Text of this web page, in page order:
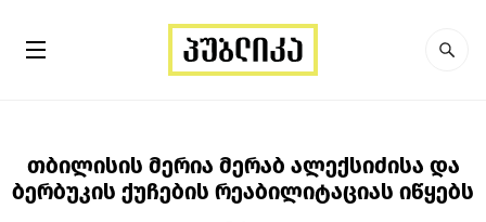
თბილისის მერია მერაბ ალექსიძისა და
ბერბუკის ქუჩების რეაბილიტაციას იწყებს